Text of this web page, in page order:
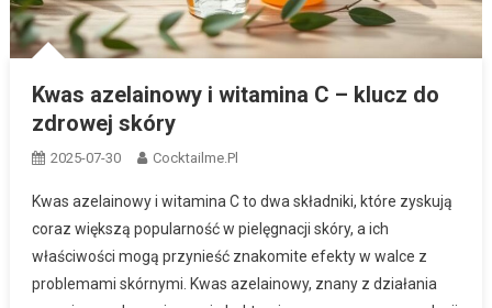
Kwas azelainowy i witamina C – klucz do
zdrowej skóry
2025-07-30 Cocktailme.pl
Kwas azelainowy i witamina C to dwa składniki, które zyskują
coraz większą popularność w pielęgnacji skóry, a ich
właściwości mogą przynieść znakomite efekty w walce z
problemami skórnymi. Kwas azelainowy, znany z działania